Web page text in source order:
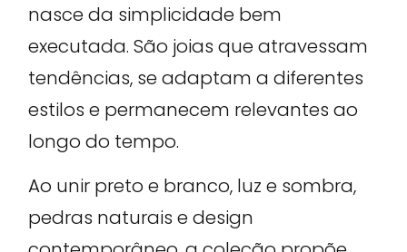
nasce da simplicidade bem
executada. São joias que atravessam
tendências, se adaptam a diferentes
estilos e permanecem relevantes ao
longo do tempo.
Ao unir preto e branco, luz e sombra,
pedras naturais e design